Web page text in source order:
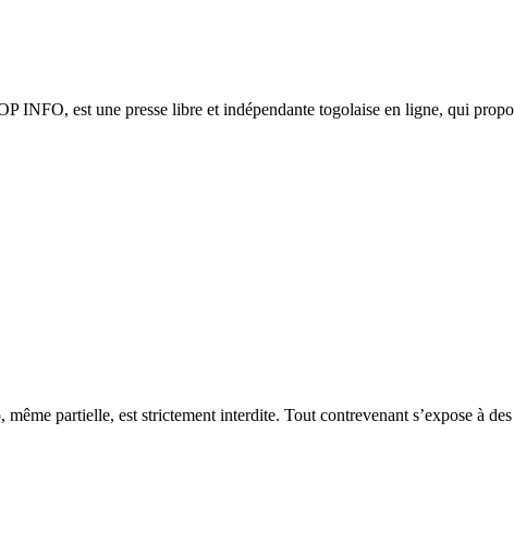
INFO, est une presse libre et indépendante togolaise en ligne, qui
partielle, est strictement interdite. Tout contrevenant s’expose à